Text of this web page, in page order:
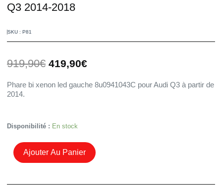
Q3 2014-2018
SKU : P81
919,90€ Le
prix
initial
était :
419,90€Le
actuel
est :
Phare bi xenon led gauche 8u0941043C pour Audi Q3 à partir de
2014.
Disponibilité : En stock
Quantité
Phare
XénonAjouter Au Panier